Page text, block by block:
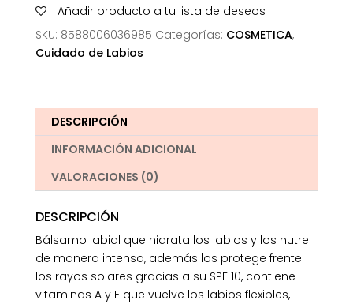
Lip
Balm
cantidad
Añadir producto a tu lista de deseos
SKU: 8588006036985 Categorías: COSMETICA,
Cuidado de Labios
DESCRIPCIÓN
INFORMACIÓN ADICIONAL
VALORACIONES (0)
DESCRIPCIÓN
Bálsamo labial que hidrata los labios y los nutre
de manera intensa, además los protege frente
los rayos solares gracias a su SPF 10, contiene
vitaminas A y E que vuelve los labios flexibles,